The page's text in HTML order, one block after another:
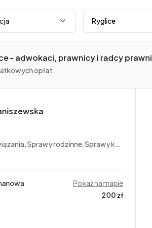
Miasto
- adwokaci, prawnicy i radcy prawni
opłat
Sprawy rodzinne, Sprawy karne
Pokaż na mapie
200 zł